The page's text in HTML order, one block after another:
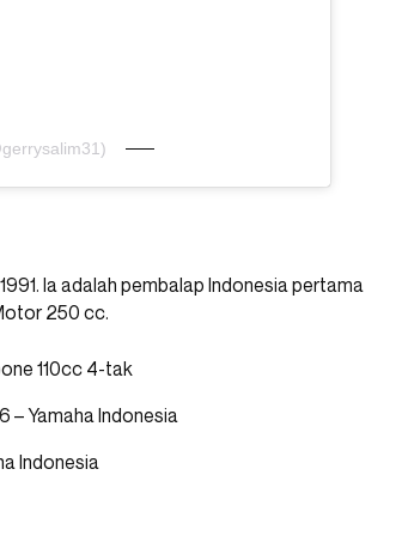
Ia adalah pembalap Indonesia pertama
250 cc.
110cc 4-tak
– Yamaha Indonesia
Indonesia